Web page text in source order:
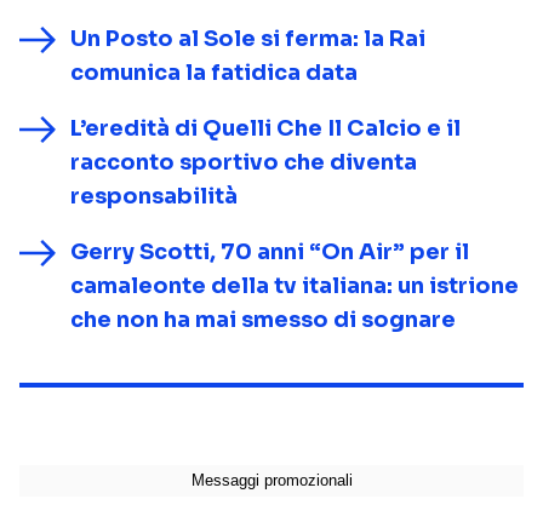
Un Posto al Sole si ferma: la Rai
comunica la fatidica data
L’eredità di Quelli Che Il Calcio e il
racconto sportivo che diventa
responsabilità
Gerry Scotti, 70 anni “On Air” per il
camaleonte della tv italiana: un istrione
che non ha mai smesso di sognare